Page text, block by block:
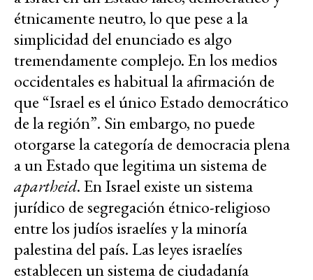
étnicamente neutro, lo que pese a la
simplicidad del enunciado es algo
tremendamente complejo. En los medios
occidentales es habitual la afirmación de
que “Israel es el único Estado democrático
de la región”. Sin embargo, no puede
otorgarse la categoría de democracia plena
a un Estado que legitima un sistema de
apartheid. En Israel existe un sistema
jurídico de segregación étnico-religioso
entre los judíos israelíes y la minoría
palestina del país. Las leyes israelíes
establecen un sistema de ciudadanía